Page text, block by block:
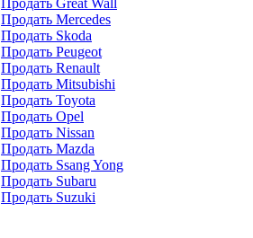
Продать Great Wall
Продать Mercedes
Продать Skoda
Продать Peugeot
Продать Renault
Продать Mitsubishi
Продать Toyota
Продать Opel
Продать Nissan
Продать Mazda
Продать Ssang Yong
Продать Subaru
Продать Suzuki